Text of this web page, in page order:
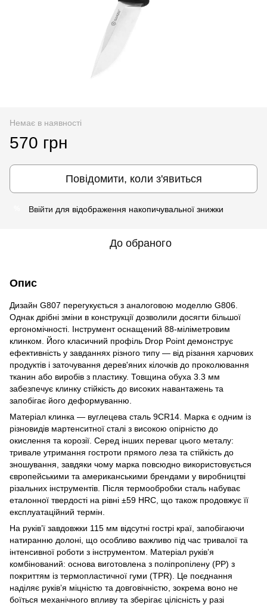
Немає в наявності
570 грн
Повідомити, коли з'явиться
Ввійти для відображення накопичувальної знижки
До обраного
Опис
Дизайн G807 перегукується з аналоговою моделлю G806.
Однак дрібні зміни в конструкції дозволили досягти більшої
ергономічності. Інструмент оснащений 88-міліметровим
клинком. Його класичний профіль Drop Point демонструє
ефективність у завданнях різного типу — від різання харчових
продуктів і заточування дерев'яних кілочків до проколювання
тканин або виробів з пластику. Товщина обуха 3.3 мм
забезпечує клинку стійкість до високих навантажень та
запобігає його деформуванню.
Матеріал клинка — вуглецева сталь 9CR14. Марка є одним із
різновидів мартенситної сталі з високою опірністю до
окислення та корозії. Серед інших переваг цього металу:
тривале утримання гостроти прямого леза та стійкість до
зношування, завдяки чому марка повсюдно використовується
європейськими та американськими брендами у виробництві
різальних інструментів. Після термообробки сталь набуває
еталонної твердості на рівні ±59 HRC, що також продовжує її
експлуатаційний термін.
На руківʼї завдовжки 115 мм відсутні гострі краї, запобігаючи
натиранню долоні, що особливо важливо під час тривалої та
інтенсивної роботи з інструментом. Матеріал руківʼя
комбінований: основа виготовлена з поліпропілену (PP) з
покриттям із термопластичної гуми (TPR). Це поєднання
наділяє руківʼя міцністю та довговічністю, зокрема воно не
боїться механічного впливу та зберігає цілісність у разі